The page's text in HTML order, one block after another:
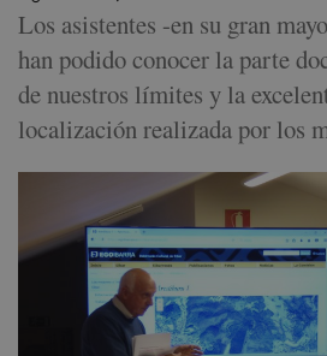
Los asistentes -en su gran
han podido conocer la parte
de nuestros límites y la
localización realizada por los